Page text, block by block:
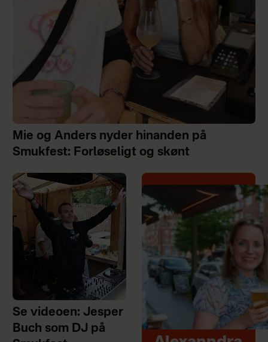
Mie og Anders nyder hinanden på
Smukfest: Forløseligt og skønt
Se videoen: Jesper
Buch som DJ på